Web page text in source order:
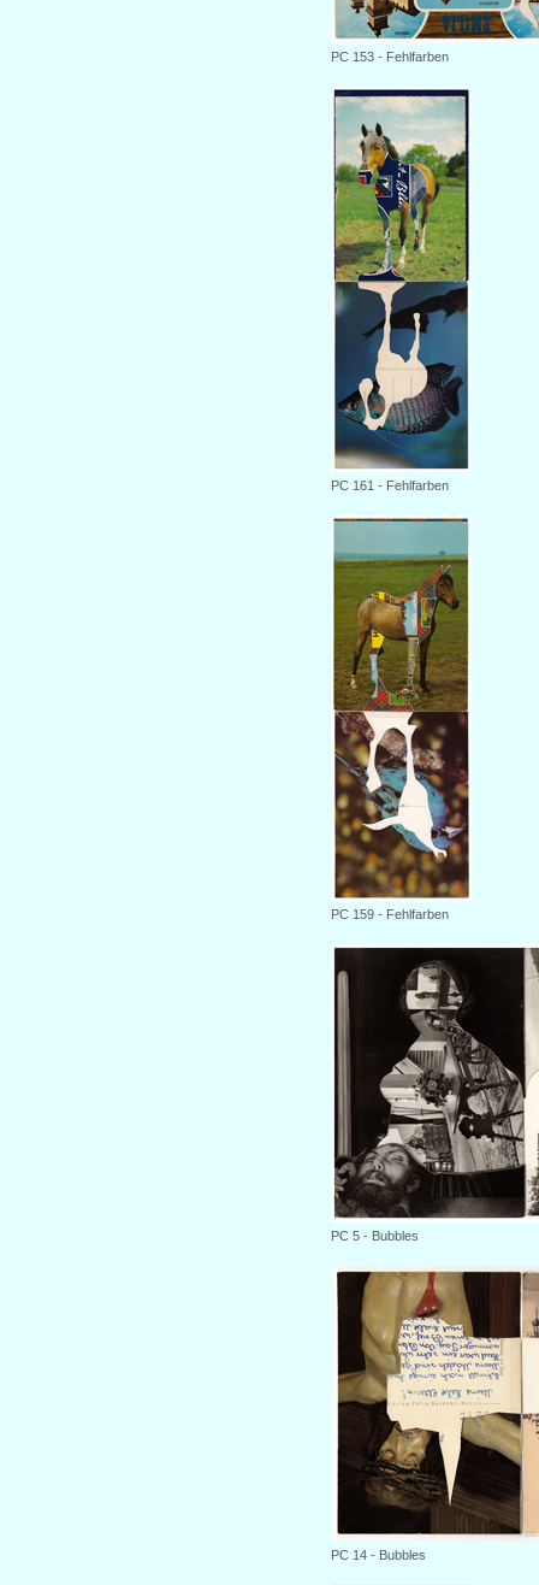
PC 153 - Fehlfarben
PC 161 - Fehlfarben
PC 159 - Fehlfarben
PC 5 - Bubbles
PC 14 - Bubbles